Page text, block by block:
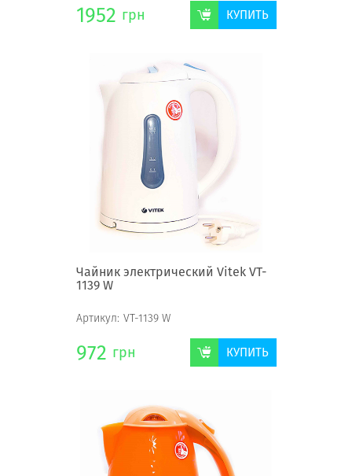
1952 грн КУПИТЬ
Чайник электрический Vitek VT-
1139 W
Артикул: VT-1139 W
972 грн КУПИТЬ